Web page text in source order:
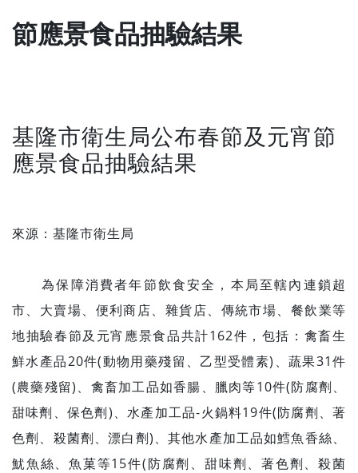
節應景食品抽驗結果
基隆市衛生局公布春節及元宵節
應景食品抽驗結果
來源：基隆市衛生局
為保障消費者年節飲食安全，本局至轄內連鎖超
市、大賣場、便利商店、雜貨店、傳統市場、餐飲業等
地抽驗春節及元宵應景食品共計162件，包括：禽畜生
鮮水產品20件(動物用藥殘留、乙型受體素)、蔬果31件
(農藥殘留)、禽畜加工品如香腸、臘肉等10件(防腐劑、
甜味劑、保色劑)、水產加工品-火鍋料19件(防腐劑、著
色劑、殺菌劑、漂白劑)、其他水產加工品如鱈魚香絲、
魷魚絲、魚菓等15件(防腐劑、甜味劑、著色劑、殺菌